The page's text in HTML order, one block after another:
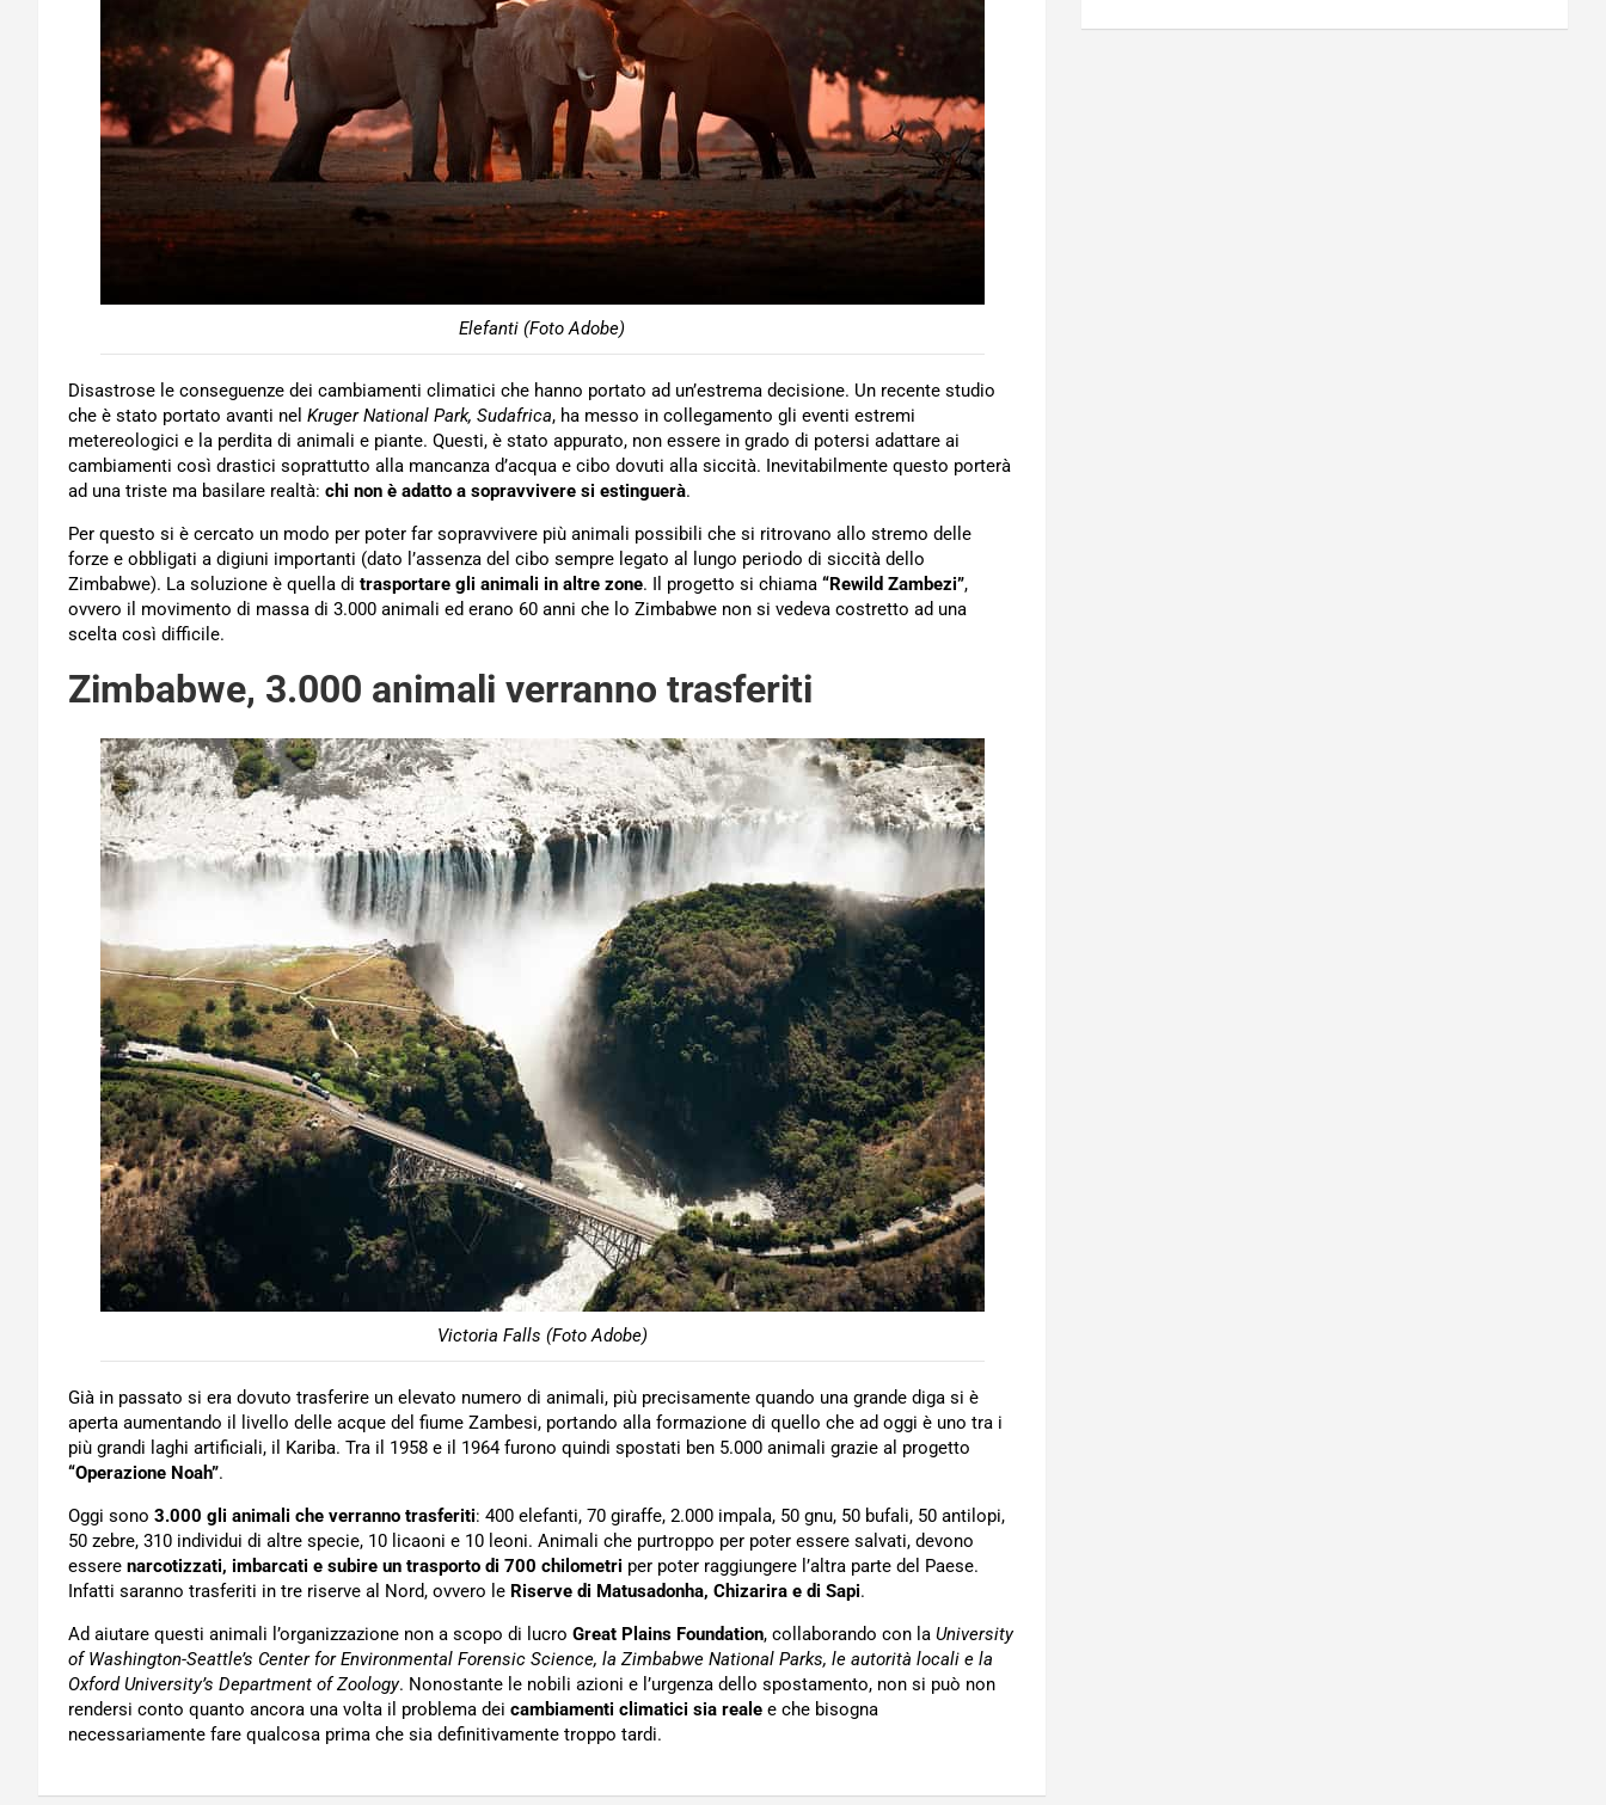
Elefanti (Foto Adobe)
Disastrose le conseguenze dei cambiamenti climatici che hanno portato ad un’estrema decisione. Un recente studio
che è stato portato avanti nel Kruger National Park, Sudafrica, ha messo in collegamento gli eventi estremi
metereologici e la perdita di animali e piante. Questi, è stato appurato, non essere in grado di potersi adattare ai
cambiamenti così drastici soprattutto alla mancanza d’acqua e cibo dovuti alla siccità. Inevitabilmente questo porterà
ad una triste ma basilare realtà: chi non è adatto a sopravvivere si estinguerà.
Per questo si è cercato un modo per poter far sopravvivere più animali possibili che si ritrovano allo stremo delle
forze e obbligati a digiuni importanti (dato l’assenza del cibo sempre legato al lungo periodo di siccità dello
Zimbabwe). La soluzione è quella di trasportare gli animali in altre zone. Il progetto si chiama “Rewild Zambezi”,
ovvero il movimento di massa di 3.000 animali ed erano 60 anni che lo Zimbabwe non si vedeva costretto ad una
scelta così difficile.
Zimbabwe, 3.000 animali verranno trasferiti
Victoria Falls (Foto Adobe)
Già in passato si era dovuto trasferire un elevato numero di animali, più precisamente quando una grande diga si è
aperta aumentando il livello delle acque del fiume Zambesi, portando alla formazione di quello che ad oggi è uno tra i
più grandi laghi artificiali, il Kariba. Tra il 1958 e il 1964 furono quindi spostati ben 5.000 animali grazie al progetto
“Operazione Noah”.
Oggi sono 3.000 gli animali che verranno trasferiti: 400 elefanti, 70 giraffe, 2.000 impala, 50 gnu, 50 bufali, 50 antilopi,
50 zebre, 310 individui di altre specie, 10 licaoni e 10 leoni. Animali che purtroppo per poter essere salvati, devono
essere narcotizzati, imbarcati e subire un trasporto di 700 chilometri per poter raggiungere l’altra parte del Paese.
Infatti saranno trasferiti in tre riserve al Nord, ovvero le Riserve di Matusadonha, Chizarira e di Sapi.
Ad aiutare questi animali l’organizzazione non a scopo di lucro Great Plains Foundation, collaborando con la University
of Washington-Seattle’s Center for Environmental Forensic Science, la Zimbabwe National Parks, le autorità locali e la
Oxford University’s Department of Zoology. Nonostante le nobili azioni e l’urgenza dello spostamento, non si può non
rendersi conto quanto ancora una volta il problema dei cambiamenti climatici sia reale e che bisogna
necessariamente fare qualcosa prima che sia definitivamente troppo tardi.